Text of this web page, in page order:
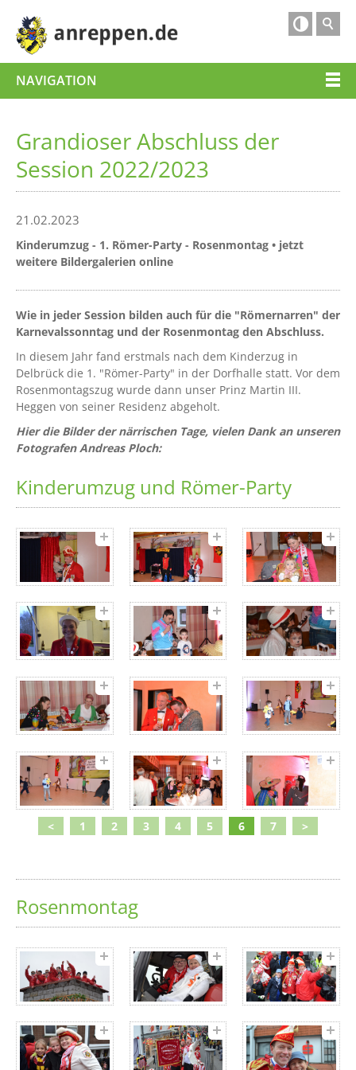

NAVIGATION
Grandioser Abschluss der
Session 2022/2023
21.02.2023
Kinderumzug - 1. Römer-Party - Rosenmontag • jetzt
weitere Bildergalerien online
Wie in jeder Session bilden auch für die "Römernarren" der
Karnevalssonntag und der Rosenmontag den Abschluss.
In diesem Jahr fand erstmals nach dem Kinderzug in
Delbrück die 1. "Römer-Party" in der Dorfhalle statt. Vor dem
Rosenmontagszug wurde dann unser Prinz Martin III.
Heggen von seiner Residenz abgeholt.
Hier die Bilder der närrischen Tage, vielen Dank an unseren
Fotografen Andreas Ploch:
Kinderumzug und Römer-Party
< 1 2 3 4 5 6 7 >
Rosenmontag